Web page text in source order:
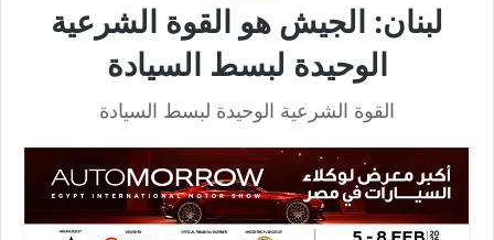
لبنان: الجيش هو القوة الشرعية
الوحيدة لبسط السيادة
القوة الشرعية الوحيدة لبسط السيادة